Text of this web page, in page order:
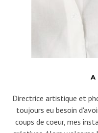
A
Directrice artistique et
toujours eu besoin
coups de coeur, mes